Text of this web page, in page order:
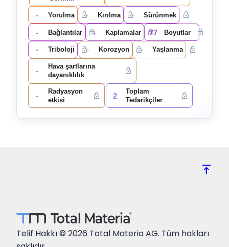
- Yorulma - Kırılma - Sürünmek
- Bağlantılar - Kaplamalar 77 Boyutlar
- Triboloji - Korozyon - Yaşlanma
-
Hava şartlarına
dayanıklılık
-
Radyasyon
etkisi
2
Toplam
Tedarikçiler
vertical_align_top
Telif Hakkı © 2026 Total Materia AG. Tüm hakları